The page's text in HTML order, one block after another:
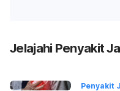
Jelajahi Penyakit
Penyakit